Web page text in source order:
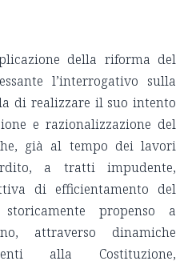
della riforma del
l’interrogativo sulla
di realizzare il suo intento
e razionalizzazione del
già al tempo dei lavori
a tratti impudente,
di efficientamento del
propenso a
attraverso dinamiche
alla Costituzione,